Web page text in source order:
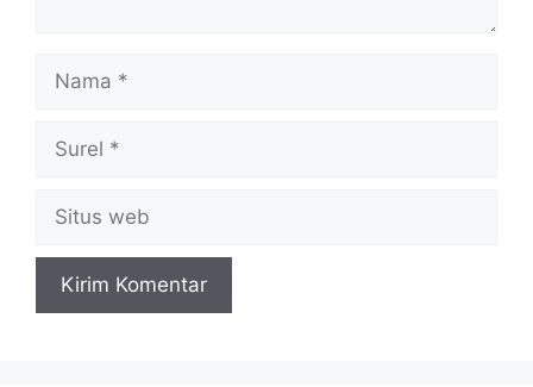
Nama
Surel
Situs
web